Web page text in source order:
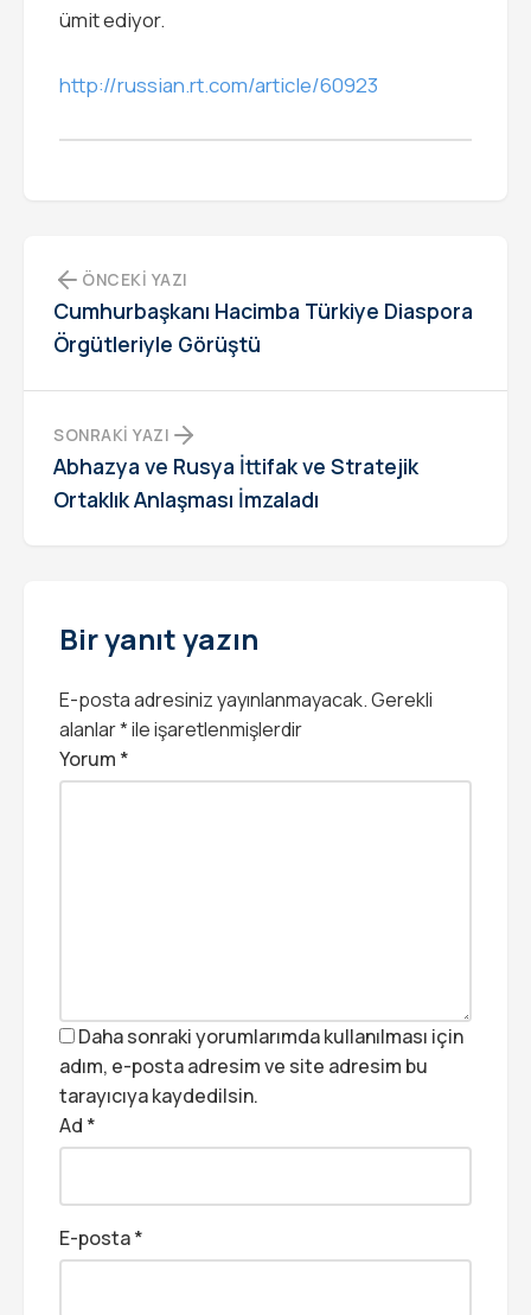
ümit ediyor.
http://russian.rt.com/article/60923
ÖNCEKI YAZI
Cumhurbaşkanı Hacimba Türkiye Diaspora
Örgütleriyle Görüştü
SONRAKI YAZI
Abhazya ve Rusya İttifak ve Stratejik
Ortaklık Anlaşması İmzaladı
Bir yanıt yazın
E-posta adresiniz yayınlanmayacak.Gerekli
alanlar*ile işaretlenmişlerdir
Yorum *
Daha sonraki yorumlarımda kullanılması için
adım, e-posta adresim ve site adresim bu
tarayıcıya kaydedilsin.
Ad *
E-posta*